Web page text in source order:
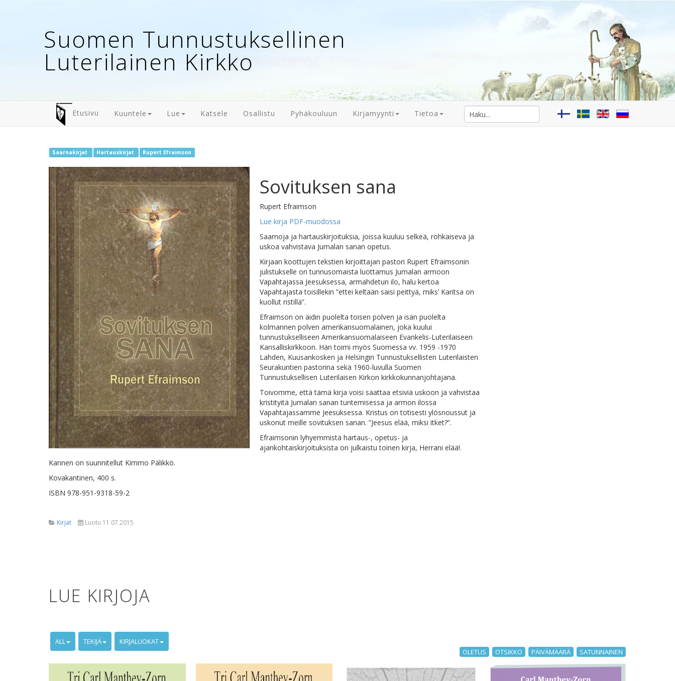
Suomen Tunnustuksellinen
Luterilainen Kirkko
Etusivu Kuuntele Lue Katsele Osallistu Pyhäkouluun Kirjamyynti Tietoa
Saarnakirjat Hartauskirjat Rupert Efraimson
Sovituksen sana
Rupert Efraimson
Lue kirja PDF-muodossa
Saarnoja ja hartauskirjoituksia, joissa kuuluu selkeä, rohkaiseva ja
uskoa vahvistava Jumalan sanan opetus.
Kirjaan koottujen tekstien kirjoittajan pastori Rupert Efraimsonin
julistukselle on tunnusomaista luottamus Jumalan armoon
Vapahtajassa Jeesuksessa, armahdetun ilo, halu kertoa
Vapahtajasta toisillekin ”ettei keltään saisi peittyä, miks’ Karitsa on
kuollut ristillä”.
Efraimson on äidin puolelta toisen polven ja isän puolelta
kolmannen polven amerikansuomalainen, joka kuului
tunnustukselliseen Amerikansuomalaiseen Evankelis-Luterilaiseen
Kansalliskirkkoon. Hän toimi myös Suomessa vv. 1959 -1970
Lahden, Kuusankosken ja Helsingin Tunnustuksellisten Luterilaisten
Seurakuntien pastorina sekä 1960-luvulla Suomen
Tunnustuksellisen Luterilaisen Kirkon kirkkokunnanjohtajana.
Toivomme, että tämä kirja voisi saattaa etsiviä uskoon ja vahvistaa
kristityitä Jumalan sanan tuntemisessa ja armon ilossa
Vapahtajassamme Jeesuksessa. Kristus on totisesti ylösnoussut ja
uskonut meille sovituksen sanan. ”Jeesus elää, miksi itket?”.
Efraimsonin lyhyemmistä hartaus-, opetus- ja
ajankohtaiskirjoituksista on julkaistu toinen kirja, Herrani elää!.
Kannen on suunnitellut Kimmo Pälikkö.
Kovakantinen, 400 s.
ISBN 978-951-9318-59-2
Kirjat Luotu 11.07.2015
LUE KIRJOJA
ALL TEKIJÄ
KIRJALUOKAT
OLETUS
OTSIKKO PÄIVÄMÄÄRÄ SATUNNAINEN